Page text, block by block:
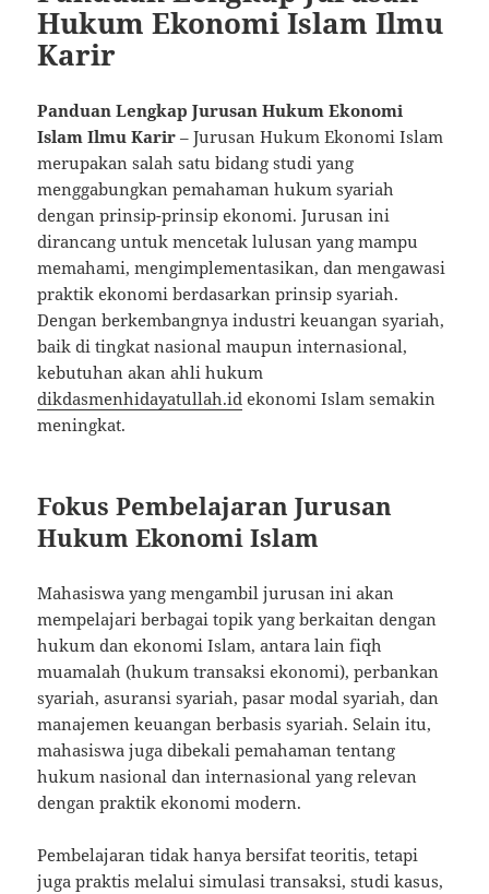
Hukum Ekonomi Islam Ilmu
Karir
Panduan Lengkap Jurusan Hukum Ekonomi
Islam Ilmu Karir – Jurusan Hukum Ekonomi Islam
merupakan salah satu bidang studi yang
menggabungkan pemahaman hukum syariah
dengan prinsip-prinsip ekonomi. Jurusan ini
dirancang untuk mencetak lulusan yang mampu
memahami, mengimplementasikan, dan mengawasi
praktik ekonomi berdasarkan prinsip syariah.
Dengan berkembangnya industri keuangan syariah,
baik di tingkat nasional maupun internasional,
kebutuhan akan ahli hukum
dikdasmenhidayatullah.id ekonomi Islam semakin
meningkat.
Fokus Pembelajaran Jurusan
Hukum Ekonomi Islam
Mahasiswa yang mengambil jurusan ini akan
mempelajari berbagai topik yang berkaitan dengan
hukum dan ekonomi Islam, antara lain fiqh
muamalah (hukum transaksi ekonomi), perbankan
syariah, asuransi syariah, pasar modal syariah, dan
manajemen keuangan berbasis syariah. Selain itu,
mahasiswa juga dibekali pemahaman tentang
hukum nasional dan internasional yang relevan
dengan praktik ekonomi modern.
Pembelajaran tidak hanya bersifat teoritis, tetapi
juga praktis melalui simulasi transaksi, studi kasus,